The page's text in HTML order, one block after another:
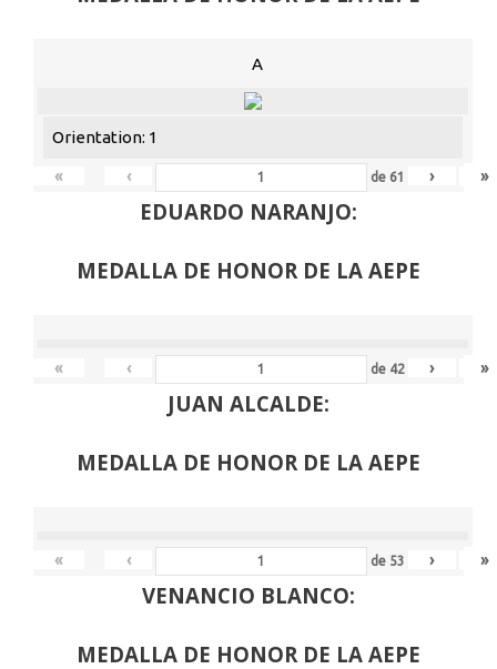
A
Orientation: 1
« ‹ de 61 › »
EDUARDO NARANJO:
MEDALLA DE HONOR DE LA AEPE
« ‹ de 42 › »
JUAN ALCALDE:
MEDALLA DE HONOR DE LA AEPE
« ‹ de 53 › »
VENANCIO BLANCO:
MEDALLA DE HONOR DE LA AEPE